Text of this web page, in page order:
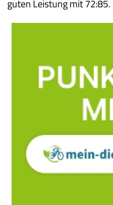
guten Leistung mit 72:85.